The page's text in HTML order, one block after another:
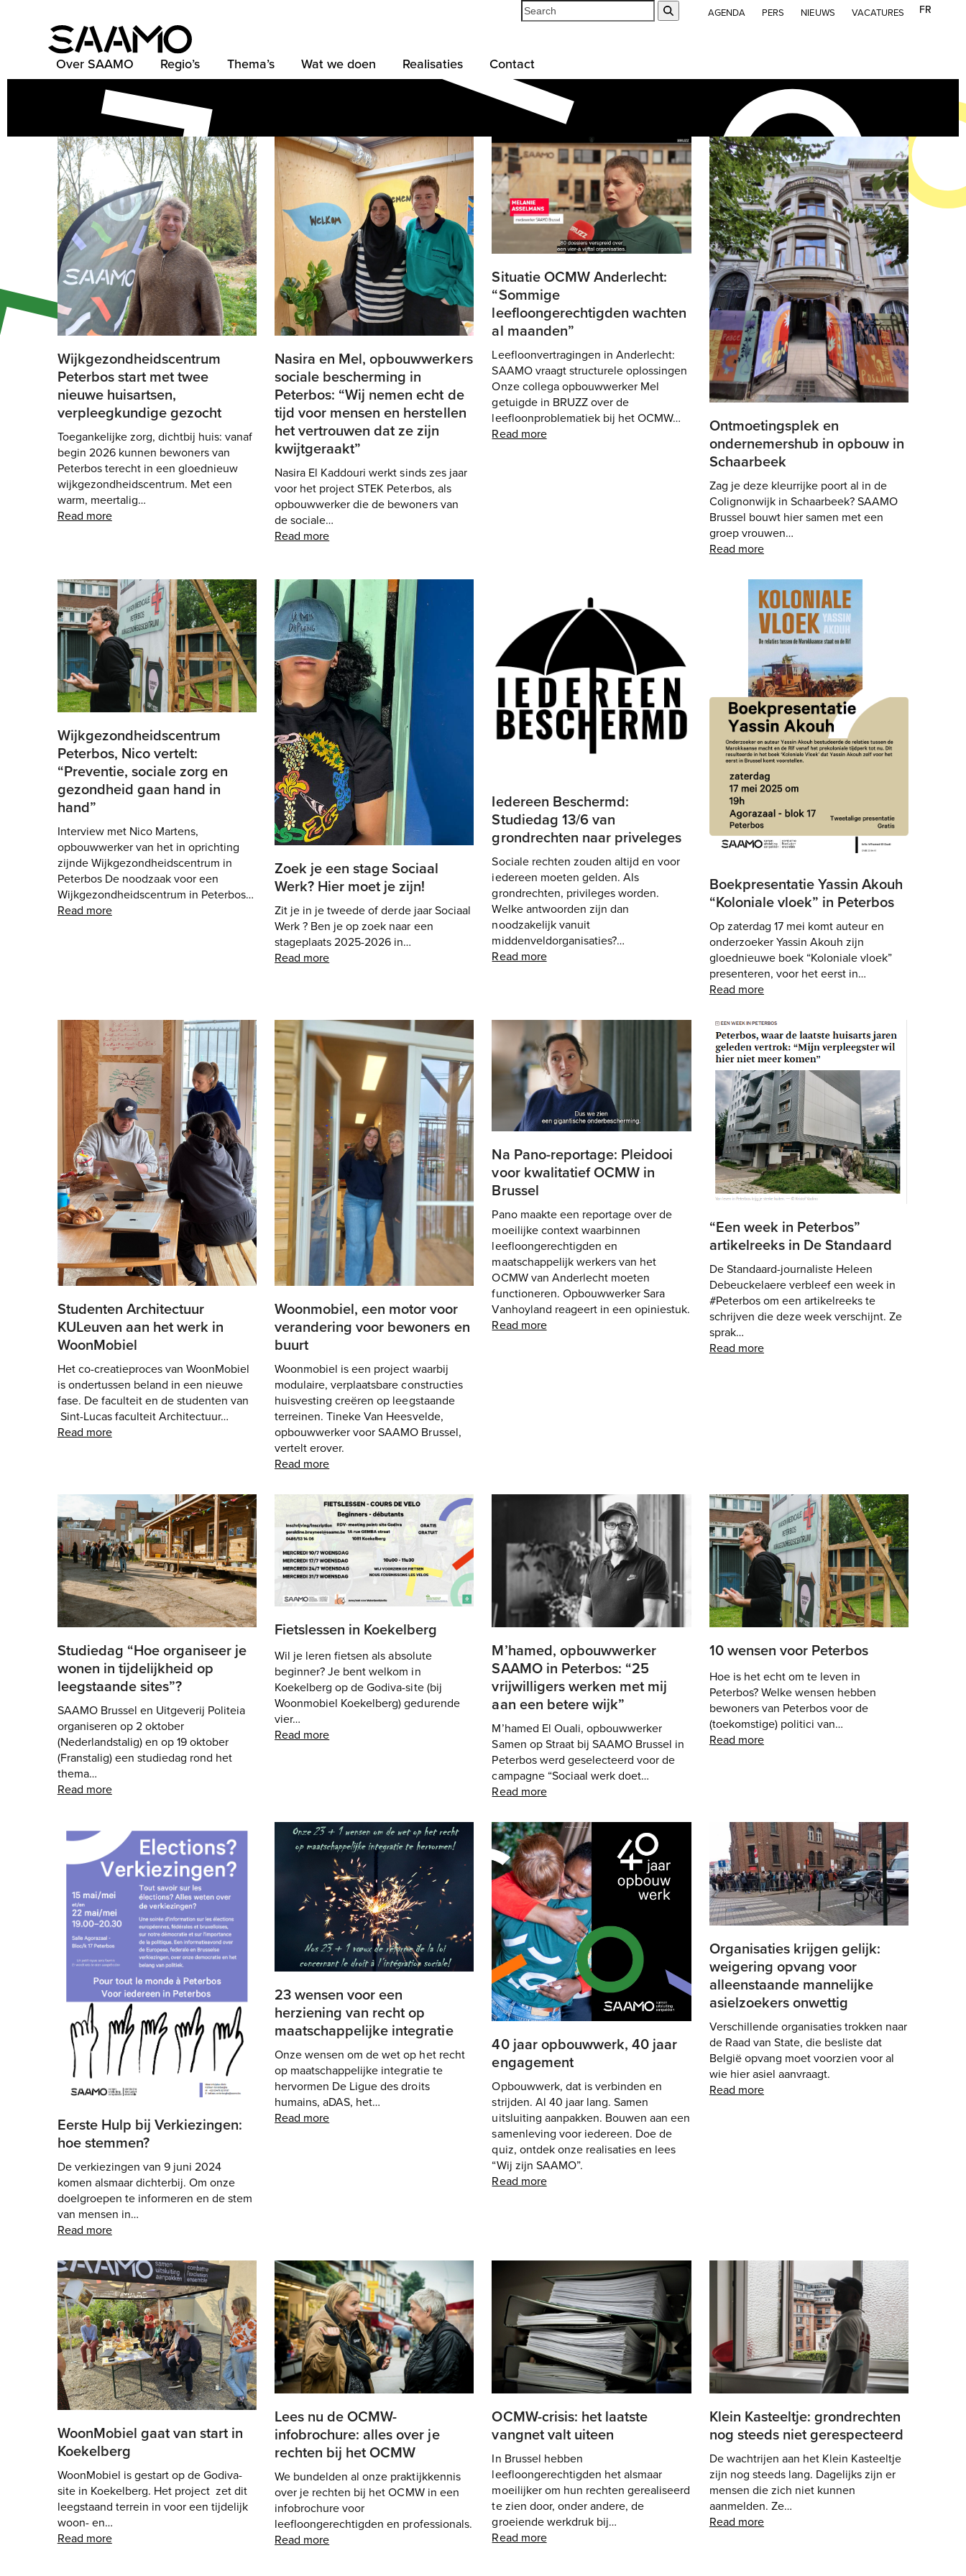
FR
AGENDA PERS NIEUWS VACATURES
Search
Over SAAMO Regio’s Thema’s Wat we doen Realisaties Contact
Wijkgezondheidscentrum
Peterbos start met twee
nieuwe huisartsen,
verpleegkundige gezocht
Toegankelijke zorg, dichtbij huis: vanaf
begin 2026 kunnen bewoners van
Peterbos terecht in een gloednieuw
wijkgezondheidscentrum. Met een
warm, meertalig…
Read more
Nasira en Mel, opbouwwerkers
sociale bescherming in
Peterbos: “Wij nemen echt de
tijd voor mensen en herstellen
het vertrouwen dat ze zijn
kwijtgeraakt”
Nasira El Kaddouri werkt sinds zes jaar
voor het project STEK Peterbos, als
opbouwwerker die de bewoners van
de sociale…
Read more
Situatie OCMW Anderlecht:
“Sommige
leefloongerechtigden wachten
al maanden”
Leefloonvertragingen in Anderlecht:
SAAMO vraagt structurele oplossingen
Onze collega opbouwwerker Mel
getuigde in BRUZZ over de
leefloonproblematiek bij het OCMW…
Read more
Ontmoetingsplek en
ondernemershub in opbouw in
Schaarbeek
Zag je deze kleurrijke poort al in de
Colignonwijk in Schaarbeek? SAAMO
Brussel bouwt hier samen met een
groep vrouwen…
Read more
Wijkgezondheidscentrum
Peterbos, Nico vertelt:
“Preventie, sociale zorg en
gezondheid gaan hand in
hand”
Interview met Nico Martens,
opbouwwerker van het in oprichting
zijnde Wijkgezondheidscentrum in
Peterbos De noodzaak voor een
Wijkgezondheidscentrum in Peterbos…
Read more
Zoek je een stage Sociaal
Werk? Hier moet je zijn!
Zit je in je tweede of derde jaar Sociaal
Werk ? Ben je op zoek naar een
stageplaats 2025-2026 in…
Read more
Iedereen Beschermd:
Studiedag 13/6 van
grondrechten naar priveleges
Sociale rechten zouden altijd en voor
iedereen moeten gelden. Als
grondrechten, privileges worden.
Welke antwoorden zijn dan
noodzakelijk vanuit
middenveldorganisaties?…
Read more
Boekpresentatie Yassin Akouh
“Koloniale vloek” in Peterbos
Op zaterdag 17 mei komt auteur en
onderzoeker Yassin Akouh zijn
gloednieuwe boek “Koloniale vloek”
presenteren, voor het eerst in…
Read more
Studenten Architectuur
KULeuven aan het werk in
WoonMobiel
Het co-creatieproces van WoonMobiel
is ondertussen beland in een nieuwe
fase. De faculteit en de studenten van
Sint-Lucas faculteit Architectuur…
Read more
Woonmobiel, een motor voor
verandering voor bewoners en
buurt
Woonmobiel is een project waarbij
modulaire, verplaatsbare constructies
huisvesting creëren op leegstaande
terreinen. Tineke Van Heesvelde,
opbouwwerker voor SAAMO Brussel,
vertelt erover.
Read more
Na Pano-reportage: Pleidooi
voor kwalitatief OCMW in
Brussel
Pano maakte een reportage over de
moeilijke context waarbinnen
leefloongerechtigden en
maatschappelijk werkers van het
OCMW van Anderlecht moeten
functioneren. Opbouwwerker Sara
Vanhoyland reageert in een opiniestuk.
Read more
“Een week in Peterbos”
artikelreeks in De Standaard
De Standaard-journaliste Heleen
Debeuckelaere verbleef een week in
#Peterbos om een artikelreeks te
schrijven die deze week verschijnt. Ze
sprak…
Read more
Studiedag “Hoe organiseer je
wonen in tijdelijkheid op
leegstaande sites”?
SAAMO Brussel en Uitgeverij Politeia
organiseren op 2 oktober
(Nederlandstalig) en op 19 oktober
(Franstalig) een studiedag rond het
thema…
Read more
Fietslessen in Koekelberg
Wil je leren fietsen als absolute
beginner? Je bent welkom in
Koekelberg op de Godiva-site (bij
Woonmobiel Koekelberg) gedurende
vier…
Read more
M’hamed, opbouwwerker
SAAMO in Peterbos: “25
vrijwilligers werken met mij
aan een betere wijk”
M’hamed El Ouali, opbouwwerker
Samen op Straat bij SAAMO Brussel in
Peterbos werd geselecteerd voor de
campagne “Sociaal werk doet…
Read more
10 wensen voor Peterbos
Hoe is het echt om te leven in
Peterbos? Welke wensen hebben
bewoners van Peterbos voor de
(toekomstige) politici van…
Read more
Eerste Hulp bij Verkiezingen:
hoe stemmen?
De verkiezingen van 9 juni 2024
komen alsmaar dichterbij. Om onze
doelgroepen te informeren en de stem
van mensen in…
Read more
23 wensen voor een
herziening van recht op
maatschappelijke integratie
Onze wensen om de wet op het recht
op maatschappelijke integratie te
hervormen De Ligue des droits
humains, aDAS, het…
Read more
40 jaar opbouwwerk, 40 jaar
engagement
Opbouwwerk, dat is verbinden en
strijden. Al 40 jaar lang. Samen
uitsluiting aanpakken. Bouwen aan een
samenleving voor iedereen. Doe de
quiz, ontdek onze realisaties en lees
“Wij zijn SAAMO”.
Read more
Organisaties krijgen gelijk:
weigering opvang voor
alleenstaande mannelijke
asielzoekers onwettig
Verschillende organisaties trokken naar
de Raad van State, die besliste dat
België opvang moet voorzien voor al
wie hier asiel aanvraagt.
Read more
WoonMobiel gaat van start in
Koekelberg
WoonMobiel is gestart op de Godiva-
site in Koekelberg. Het project zet dit
leegstaand terrein in voor een tijdelijk
woon- en…
Read more
Lees nu de OCMW-
infobrochure: alles over je
rechten bij het OCMW
We bundelden al onze praktijkkennis
over je rechten bij het OCMW in een
infobrochure voor
leefloongerechtigden en professionals.
Read more
OCMW-crisis: het laatste
vangnet valt uiteen
In Brussel hebben
leefloongerechtigden het alsmaar
moeilijker om hun rechten gerealiseerd
te zien door, onder andere, de
groeiende werkdruk bij…
Read more
Klein Kasteeltje: grondrechten
nog steeds niet gerespecteerd
De wachtrijen aan het Klein Kasteeltje
zijn nog steeds lang. Dagelijks zijn er
mensen die zich niet kunnen
aanmelden. Ze…
Read more